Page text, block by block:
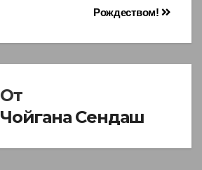
Рождеством!
От
Чойгана Сендаш